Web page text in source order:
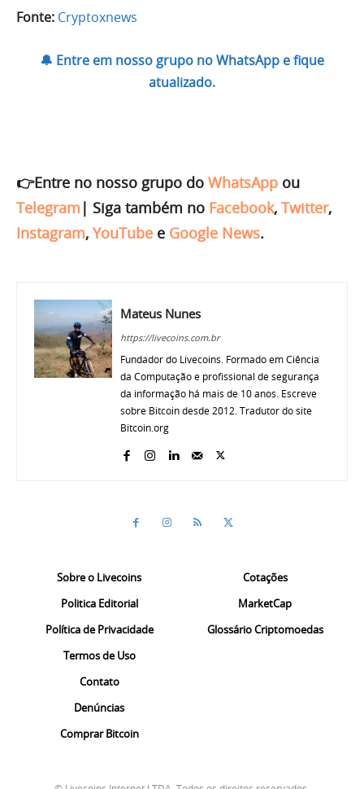
Fonte: Cryptoxnews
🔔 Entre em nosso grupo no WhatsApp e fique
atualizado.
👉Entre no nosso grupo do WhatsApp ou
Telegram | Siga também no Facebook, Twitter,
Instagram, YouTube e Google News.
Mateus Nunes
https://livecoins.com.br
Fundador do Livecoins. Formado em Ciência
da Computação e profissional de segurança
da informação há mais de 10 anos. Escreve
sobre Bitcoin desde 2012. Tradutor do site
Bitcoin.org
Sobre o Livecoins
Politica Editorial
Política de Privacidade
Termos de Uso
Contato
Denúncias
Comprar Bitcoin
Cotações
MarketCap
Glossário Criptomoedas